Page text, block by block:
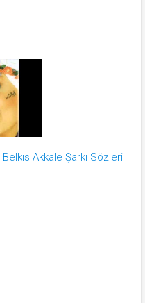
Belkıs Akkale Şarkı Sözleri